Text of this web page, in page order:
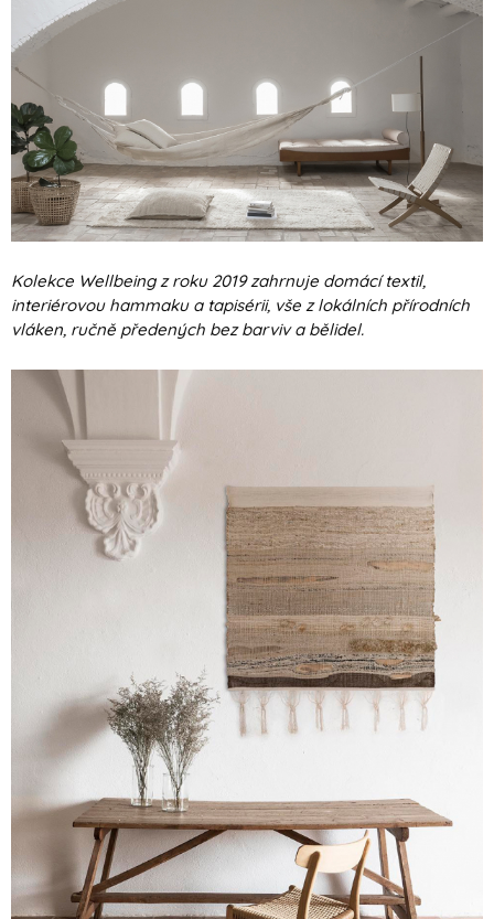
Kolekce Wellbeing z roku 2019 zahrnuje domácí textil,
interiérovou hammaku a tapisérii, vše z lokálních přírodních
vláken, ručně předených bez barviv a bělidel.